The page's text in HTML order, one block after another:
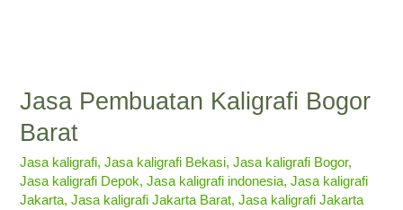
Jasa Pembuatan Kaligrafi Bogor
Barat
Jasa kaligrafi,Jasa kaligrafi Bekasi,Jasa kaligrafi Bogor,
Jasa kaligrafi Depok,Jasa kaligrafi indonesia,Jasa kaligrafi
Jakarta,Jasa kaligrafi Jakarta Barat,Jasa kaligrafi Jakarta